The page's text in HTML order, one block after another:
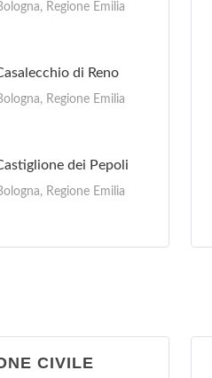
Regione Emilia
di Reno
Regione Emilia
dei Pepoli
Regione Emilia
CIVILE